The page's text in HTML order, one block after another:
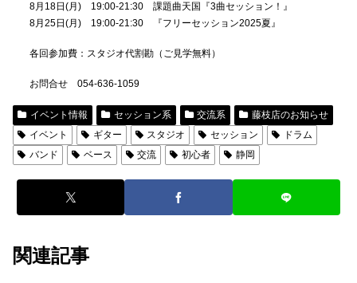
8月18日(月) 19:00-21:30 課題曲天国『3曲セッション！』
8月25日(月) 19:00-21:30 『フリーセッション2025夏』
各回参加費：スタジオ代割勘（ご見学無料）
お問合せ 054-636-1059
イベント情報 セッション系 交流系
藤枝店のお知らせ
イベント
ギター スタジオ セッション
ドラム
バンド
ベース 交流 初心者 静岡
関連記事